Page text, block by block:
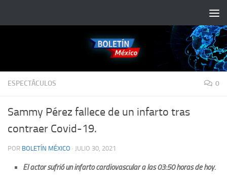
ESPECTÁCULOS 0
Sammy Pérez fallece de un infarto tras
contraer Covid-19.
POR BOLETÍN MÉXICO · JULIO 30, 2021
El actor sufrió un infarto cardiovascular a las 03:50 horas de hoy.